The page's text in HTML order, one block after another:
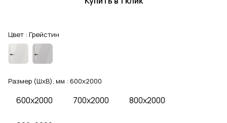
Цвет : Грейстин
Размер (ШхВ), мм : 600x2000
600x2000 700x2000 800x2000